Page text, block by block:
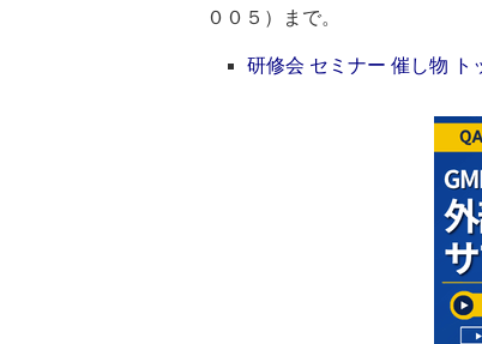
００５）まで。
研修会 セミナー 催し物 ト